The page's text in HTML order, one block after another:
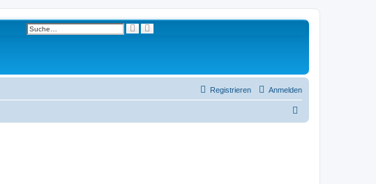
u
r
Anmelden
Registrieren